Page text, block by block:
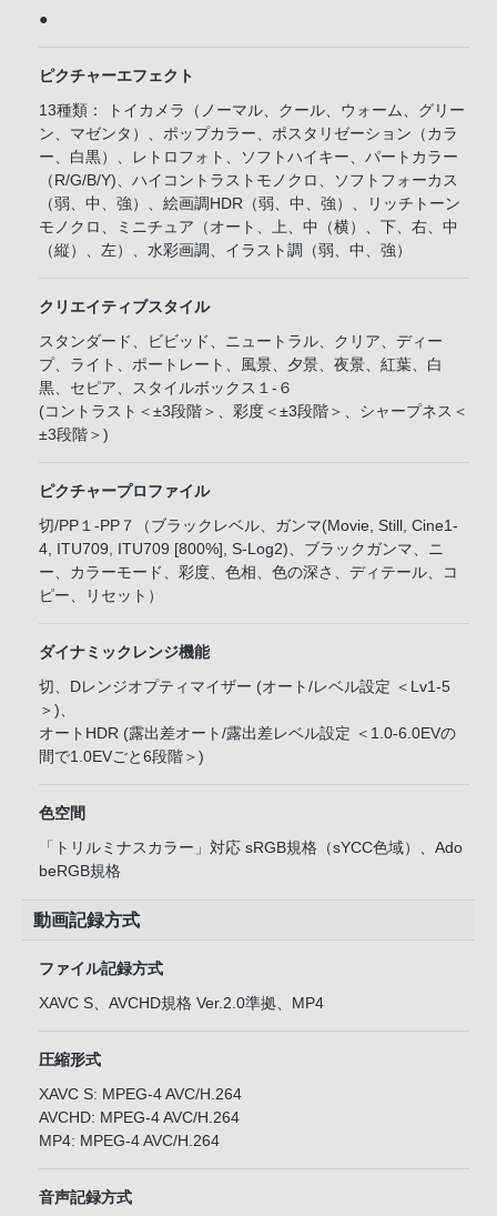
●
ピクチャーエフェクト
13種類： トイカメラ（ノーマル、クール、ウォーム、グリー
ン、マゼンタ）、ポップカラー、ポスタリゼーション（カラ
ー、白黒）、レトロフォト、ソフトハイキー、パートカラー
（R/G/B/Y)、ハイコントラストモノクロ、ソフトフォーカス
（弱、中、強）、絵画調HDR（弱、中、強）、リッチトーン
モノクロ、ミニチュア（オート、上、中（横）、下、右、中
（縦）、左）、水彩画調、イラスト調（弱、中、強）
クリエイティブスタイル
スタンダード、ビビッド、ニュートラル、クリア、ディー
プ、ライト、ポートレート、風景、夕景、夜景、紅葉、白
黒、セピア、スタイルボックス１-６
(コントラスト＜±3段階＞、彩度＜±3段階＞、シャープネス＜
±3段階＞)
ピクチャープロファイル
切/PP１-PP７（ブラックレベル、ガンマ(Movie, Still, Cine1-
4, ITU709, ITU709 [800%], S-Log2)、ブラックガンマ、ニ
ー、カラーモード、彩度、色相、色の深さ、ディテール、コ
ピー、リセット）
ダイナミックレンジ機能
切、Dレンジオプティマイザー (オート/レベル設定 ＜Lv1-5
＞)、
オートHDR (露出差オート/露出差レベル設定 ＜1.0-6.0EVの
間で1.0EVごと6段階＞)
色空間
「トリルミナスカラー」対応 sRGB規格（sYCC色域）、Ado
beRGB規格
動画記録方式
ファイル記録方式
XAVC S、AVCHD規格 Ver.2.0準拠、MP4
圧縮形式
XAVC S: MPEG-4 AVC/H.264
AVCHD: MPEG-4 AVC/H.264
MP4: MPEG-4 AVC/H.264
音声記録方式